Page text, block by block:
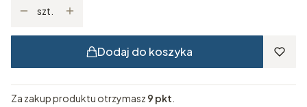
szt.
Dodaj do koszyka
Za zakup produktu otrzymasz 9 pkt